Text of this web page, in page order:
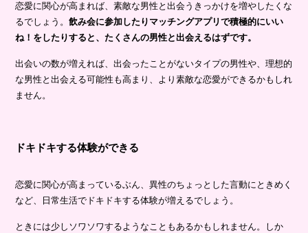
恋愛に関心が高まれば、素敵な男性と出会うきっかけを増やしたくな
るでしょう。飲み会に参加したりマッチングアプリで積極的にいい
ね！をしたりすると、たくさんの男性と出会えるはずです。
出会いの数が増えれば、出会ったことがないタイプの男性や、理想的
な男性と出会える可能性も高まり、より素敵な恋愛ができるかもしれ
ません。
ドキドキする体験ができる
恋愛に関心が高まっているぶん、異性のちょっとした言動にときめく
など、日常生活でドキドキする体験が増えるでしょう。
ときには少しソワソワするようなこともあるかもしれません。しか